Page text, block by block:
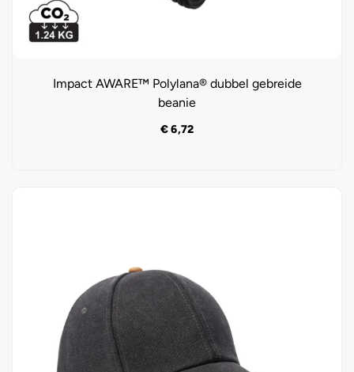
Impact AWARE™ Polylana® dubbel gebreide
beanie
€6,72